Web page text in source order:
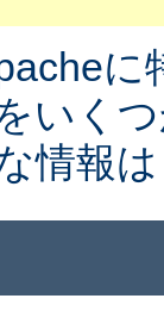
いく
情報